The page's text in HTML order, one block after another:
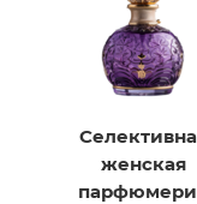
женская